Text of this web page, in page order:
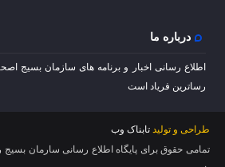
درباره ما
اطلاع رسانی اخبار و برنامه های سازمان بسیج
رساترین فریاد است
طراحی و تولیدتابناک وب
تمامی حقوق برای پایگاه اطلاع رسانی سارمان